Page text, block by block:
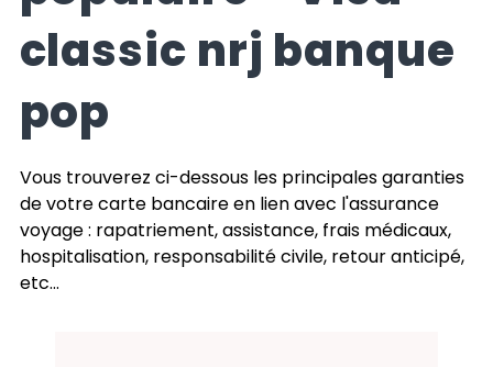
classic nrj banque
pop
Vous trouverez ci-dessous les principales garanties
de votre carte bancaire en lien avec l'assurance
voyage : rapatriement, assistance, frais médicaux,
hospitalisation, responsabilité civile, retour anticipé,
etc...